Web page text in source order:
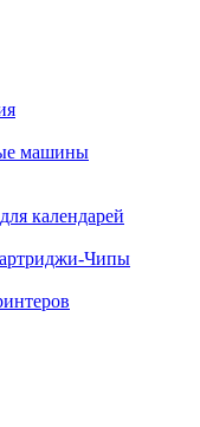
машины
календарей
Чипы